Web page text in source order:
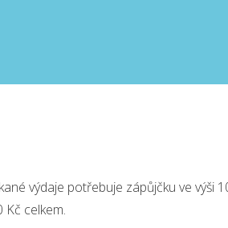
výdaje potřebuje zápůjčku ve výši
Kč celkem.